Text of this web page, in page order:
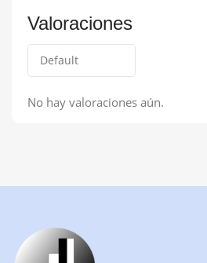
Valoraciones
No hay valoraciones aún.